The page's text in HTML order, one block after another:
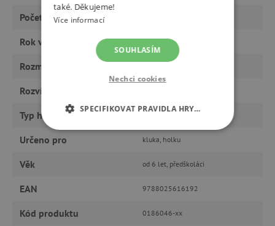
Počet stran
Rok vydání 2015
Rozměry
Rozvíjí
Typ hračky knihy a CD
Určeno pro kluka, holku
Věk od 6 let, předškoláci
EAN 9788025616192
Kód produktu 0186046-xx
také. Děkujeme!
Více informací
SOUHLASÍM
Nechci cookies
SPECIFIKOVAT PRAVIDLA HRY…
NEZBYTNĚ NUTNÉ COOKIES
ANALYTICKÉ COOKIES
MARKETINGOVÉ COOKIES